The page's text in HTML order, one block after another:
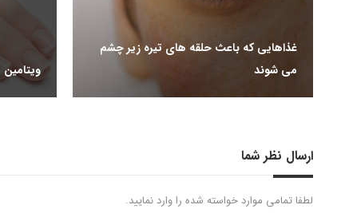
غذاهایی که باعث حلقه ­های تیره زیر چشم
می شوند
ارسال نظر شما
لطفا تمامی موارد خواسته شده را وارد نمایید.